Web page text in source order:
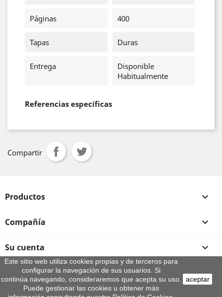
Páginas 400
Tapas Duras
Entrega
Disponible
Habitualmente
Referencias específicas
Compartir
Productos 
Compañía 
Su cuenta 
Información de la tienda
Este sitio web utiliza cookies propias y de terceros para
configurar la navegación de sus usuarios. Si
continúa navegando, consideraremos que acepta su uso.
Puede gestionar las cookies u obtener más
aceptar
© 2026 - By Aeroteca